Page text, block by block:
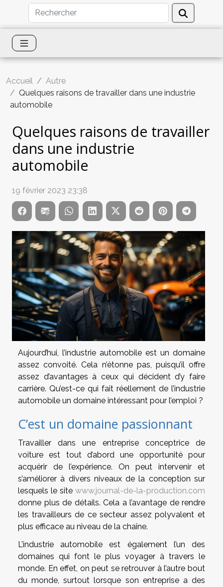
Accueil
Autre
Quelques raisons de travailler dans une industrie
automobile
Quelques raisons de travailler
dans une industrie
automobile
19 février 2023 23:38
Aujourd’hui, l’industrie automobile est un domaine
assez convoité. Cela n’étonne pas, puisqu’il offre
assez d’avantages à ceux qui décident d’y faire
carrière. Qu’est-ce qui fait réellement de l’industrie
automobile un domaine intéressant pour l’emploi ?
C’est un domaine passionnant
Travailler dans une entreprise conceptrice de
voiture est tout d’abord une opportunité pour
acquérir de l’expérience. On peut intervenir et
s’améliorer à divers niveaux de la conception sur
lesquels le site www.journal-de-la-production.com
donne plus de détails. Cela a l’avantage de rendre
les travailleurs de ce secteur assez polyvalent et
plus efficace au niveau de la chaîne.
L’industrie automobile est également l’un des
domaines qui font le plus voyager à travers le
monde. En effet, on peut se retrouver à l’autre bout
du monde, surtout lorsque son entreprise a des